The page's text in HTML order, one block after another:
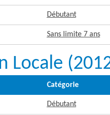
Débutant
Sans limite 7 ans
Locale
Catégorie
Débutant